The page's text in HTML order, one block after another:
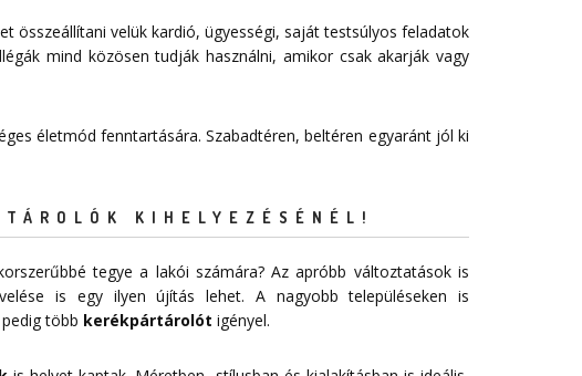
összeállítani velük kardió, ügyességi, saját testsúlyos feladatok
mind közösen tudják használni, amikor csak akarják vagy
életmód fenntartására. Szabadtéren, beltéren egyaránt jól ki
KIHELYEZÉSÉNÉL!
tegye a lakói számára? Az apróbb változtatások is
is egy ilyen újítás lehet. A nagyobb településeken is
több kerékpártárolót igényel.